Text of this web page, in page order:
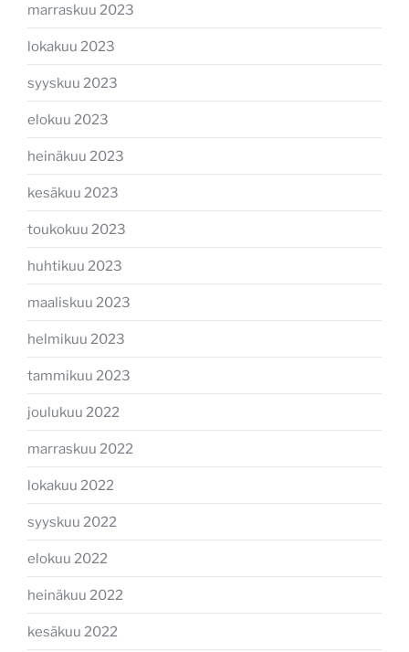
marraskuu 2023
lokakuu 2023
syyskuu 2023
elokuu 2023
heinäkuu 2023
kesäkuu 2023
toukokuu 2023
huhtikuu 2023
maaliskuu 2023
helmikuu 2023
tammikuu 2023
joulukuu 2022
marraskuu 2022
lokakuu 2022
syyskuu 2022
elokuu 2022
heinäkuu 2022
kesäkuu 2022